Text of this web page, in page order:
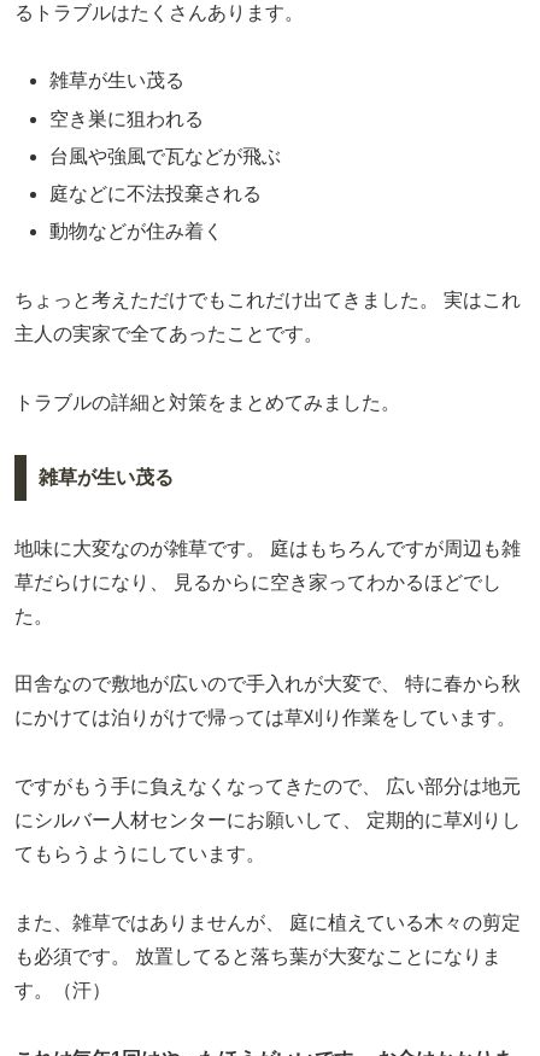
るトラブルはたくさんあります。
雑草が生い茂る
空き巣に狙われる
台風や強風で瓦などが飛ぶ
庭などに不法投棄される
動物などが住み着く
ちょっと考えただけでもこれだけ出てきました。
実はこれ
主人の実家で全てあったことです。
トラブルの詳細と対策をまとめてみました。
雑草が生い茂る
地味に大変なのが雑草です。
庭はもちろんですが周辺も雑
草だらけになり、
見るからに空き家ってわかるほどでし
た。
田舎なので敷地が広いので手入れが大変で、
特に春から秋
にかけては泊りがけで帰っては草刈り作業をしています。
ですがもう手に負えなくなってきたので、
広い部分は地元
にシルバー人材センターにお願いして、
定期的に草刈りし
てもらうようにしています。
また、雑草ではありませんが、
庭に植えている木々の剪定
も必須です。
放置してると落ち葉が大変なことになりま
す。（汗）